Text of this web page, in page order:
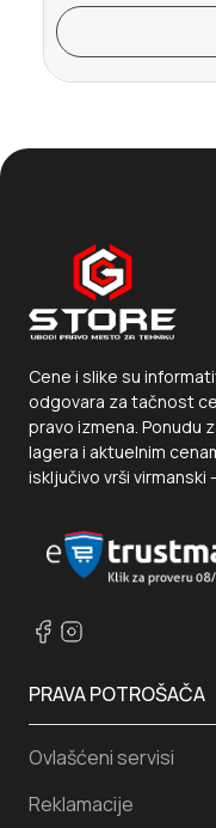
Cene i slike su
odgovara za tačnost
pravo izmena. Ponudu
lagera i aktuelnim
isključivo vrši
PRAVA POTROŠAČA
Ovlašćeni servisi
Reklamacije